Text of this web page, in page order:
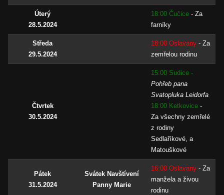
Úterý
28.5.2024
18:00 Čučice-Za
farníky
Středa
29.5.2024
18:00 Oslavany - Za
zemřelou rodinu
Čtvrtek
30.5.2024
15:00 Sudice -
Pohřeb pana
Svatopluka Leidorfa
18:00 Ketkovice-
Za všechny zemřelé
z rodiny
Sedlaříkové, a
Matouškové
Pátek
31.5.2024
Svátek Navštívení
Panny Marie
16:00 Oslavany - Za
manžela a živou
rodinu